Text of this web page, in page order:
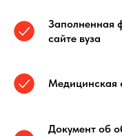
Заполненная
сайте вуза
Медицинская
Документ об